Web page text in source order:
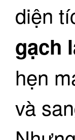
diện
gạch
hẹn
và